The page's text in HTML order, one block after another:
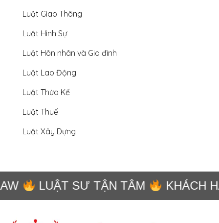
Luật Giao Thông
Luật Hình Sự
Luật Hôn nhân và Gia đình
Luật Lao Động
Luật Thừa Kế
Luật Thuế
Luật Xây Dựng
LUẬT SƯ TẬN TÂM KHÁCH